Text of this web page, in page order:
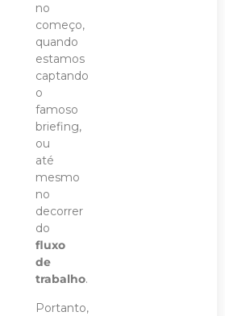
no
começo,
quando
estamos
captando
o
famoso
briefing,
ou
até
mesmo
no
decorrer
do
fluxo
de
trabalho.
Portanto,